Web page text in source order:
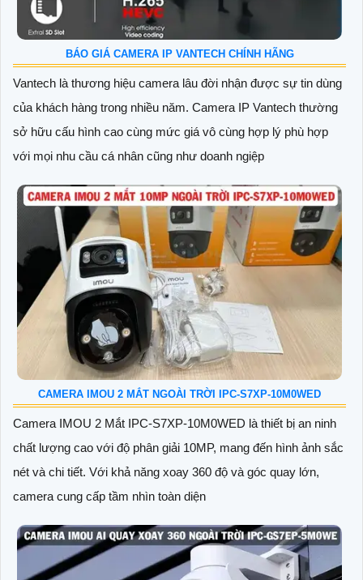
TIN TỨC LIÊN QUAN
BÁO GIÁ CAMERA IP VANTECH CHÍNH HÃNG
Vantech là thương hiệu camera lâu đời nhận được sự tin dùng
của khách hàng trong nhiều năm. Camera IP Vantech thường
sở hữu cấu hình cao cùng mức giá vô cùng hợp lý phù hợp
với mọi nhu cầu cá nhân cũng như doanh ngiệp